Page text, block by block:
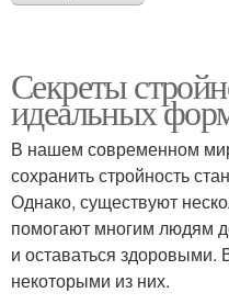
Секреты
идеальных
В нашем современном
сохранить стройность
Однако, существуют
помогают многим людям
и оставаться здоровыми.
некоторыми из них.